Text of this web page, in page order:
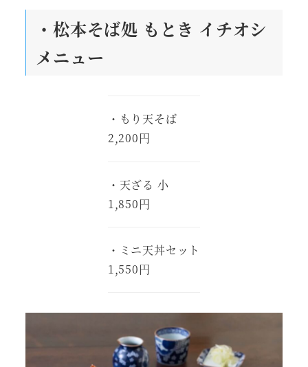
・松本そば処 もとき イチオシ
メニュー
・もり天そば
2,200円
・天ざる 小
1,850円
・ミニ天丼セット
1,550円